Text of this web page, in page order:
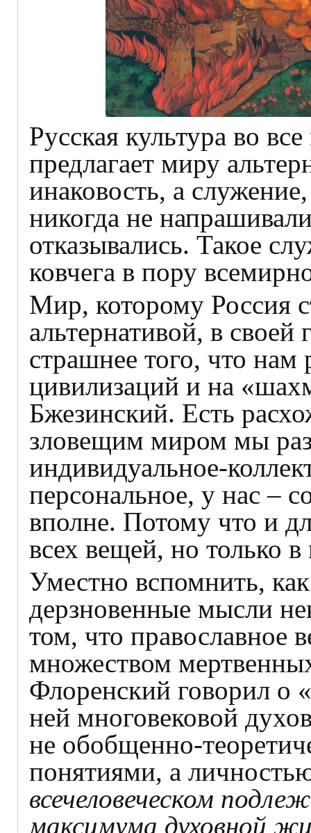
Русская культура во
предлагает миру
инаковость, а
никогда не
отказывались. Такое
ковчега в пору
Мир, которому Россия
альтернативой, в
страшнее того, что нам
цивилизаций и на
Бжезинский. Есть
зловещим миром мы
индивидуальное-
персональное, у нас –
вполне. Потому что и
всех вещей, но только
Уместно вспомнить,
дерзновенные мысли
том, что православное
множеством
Флоренский говорил о
ней многовековой
не обобщенно-
понятиями, а
всечеловеческом
максимума духовной